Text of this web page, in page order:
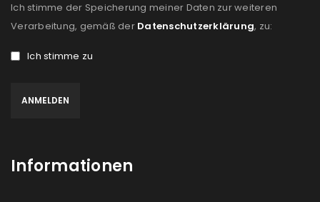
Ich stimme der Speicherung meiner Daten zur weiteren
Verarbeitung, gemäß der Datenschutzerklärung, zu:
Ich stimme zu
Informationen